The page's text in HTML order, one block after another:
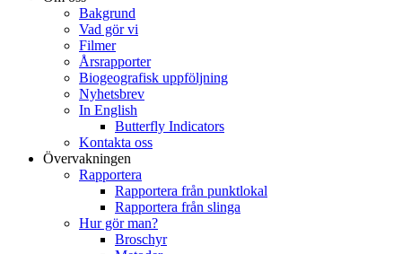
Bakgrund
Vad gör vi
Filmer
Årsrapporter
Biogeografisk uppföljning
Nyhetsbrev
In English
Butterfly Indicators
Kontakta oss
Övervakningen
Rapportera
Rapportera från punktlokal
Rapportera från slinga
Hur gör man?
Broschyr